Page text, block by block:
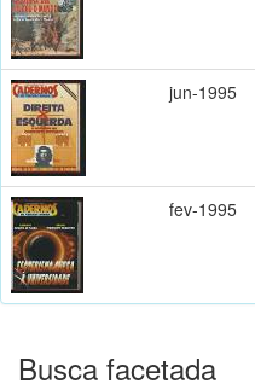
jun-1995
fev-1995
Busca facetada